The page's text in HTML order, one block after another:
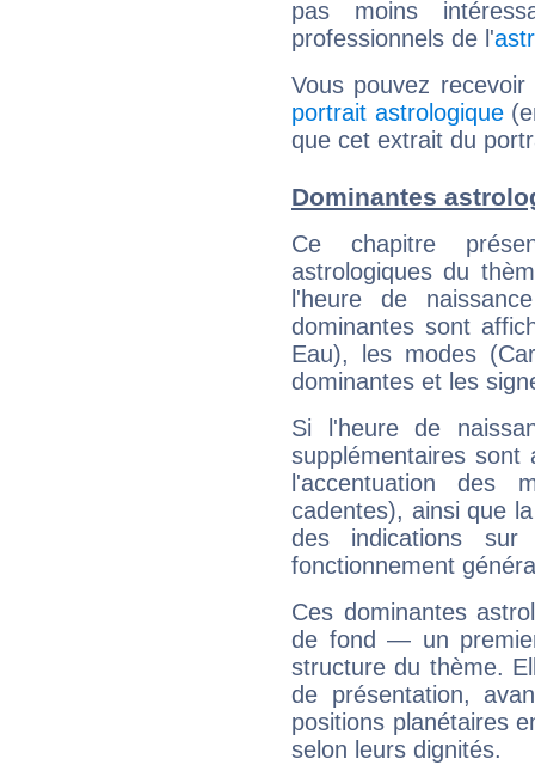
pas moins
professionnels de l'
Vous pouvez
portrait astrologique
que cet extrait du
Dominantes
Ce chapitre
astrologiques du
l'heure de
dominantes sont
Eau), les modes
dominantes et les
Si l'heure de
supplémentaires sont
l'accentuation des
cadentes), ainsi que
des indications sur
fonctionnement
Ces dominantes
de fond — un
structure du thème.
de présentation,
positions planétaires
selon leurs dignités.